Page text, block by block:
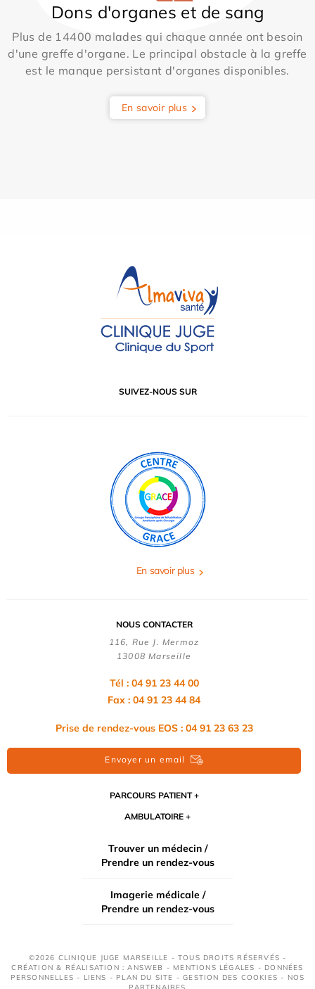
Dons d'organes et de sang
Plus de 14400 malades qui chaque année ont besoin
d'une greffe d'organe. Le principal obstacle à la greffe
est le manque persistant d'organes disponibles.
En savoir plus
SUIVEZ-NOUS SUR
En savoir plus
NOUS CONTACTER
116, Rue J. Mermoz
13008 Marseille
Tél : 04 91 23 44 00
Fax : 04 91 23 44 84
Prise de rendez-vous EOS : 04 91 23 63 23
Envoyer un email
PARCOURS PATIENT
AMBULATOIRE
Trouver un médecin /
Prendre un rendez-vous
Imagerie médicale /
Prendre un rendez-vous
©2026 CLINIQUE JUGE MARSEILLE - TOUS DROITS RÉSERVÉS -
CRÉATION & RÉALISATION : ANSWEB - MENTIONS LÉGALES - DONNÉES
PERSONNELLES - LIENS - PLAN DU SITE -GESTION DES COOKIES - NOS